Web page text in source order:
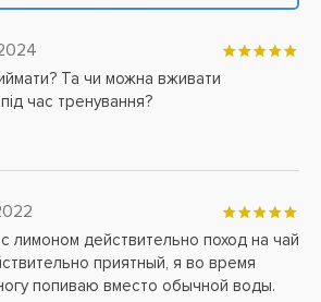
Та чи можна вживати
час тренування?
лимоном действительно поход на чай
приятный, я во время
попиваю вместо обычной воды.